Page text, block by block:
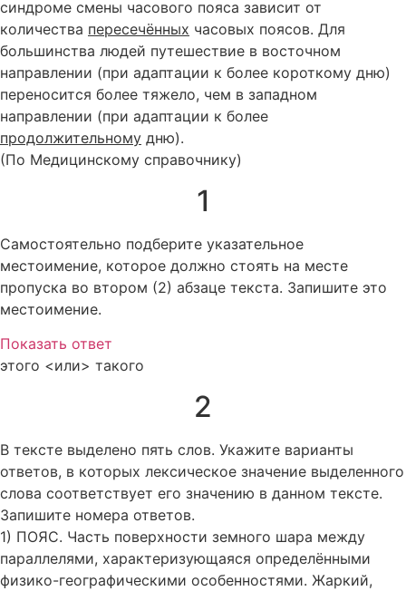
синдроме смены часового пояса зависит от
количества пересечённых часовых поясов. Для
большинства людей путешествие в восточном
направлении (при адаптации к более короткому дню)
переносится более тяжело, чем в западном
направлении (при адаптации к более
продолжительному дню).
(По Медицинскому справочнику)
1
Самостоятельно подберите указательное
местоимение, которое должно стоять на месте
пропуска во втором (2) абзаце текста. Запишите это
местоимение.
Показать ответ
этого <или> такого
2
В тексте выделено пять слов. Укажите варианты
ответов, в которых лексическое значение выделенного
слова соответствует его значению в данном тексте.
Запишите номера ответов.
1) ПОЯС. Часть поверхности земного шара между
параллелями, характеризующаяся определёнными
физико-географическими особенностями. Жаркий,